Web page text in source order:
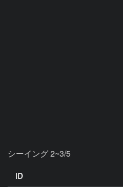
シーイング 2~3/5
ID